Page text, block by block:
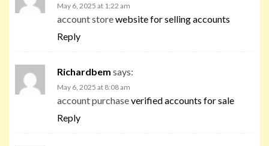
May 6, 2025 at 1:22 am
account storewebsite for selling accounts
Reply
Richardbem says:
May 6, 2025 at 8:08 am
account purchaseverified accounts for sale
Reply